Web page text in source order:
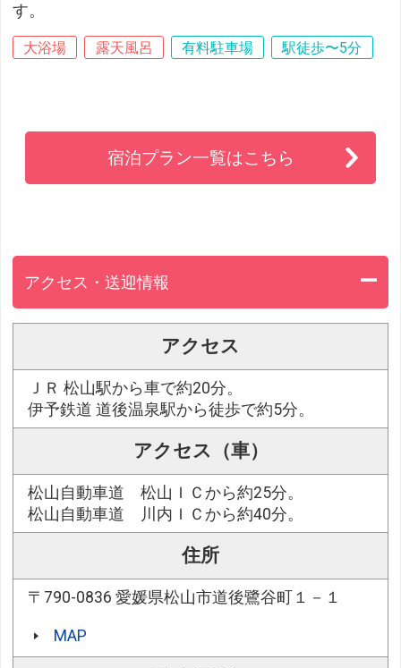
す。
大浴場 露天風呂 有料駐車場 駅徒歩〜5分
宿泊プラン一覧はこちら
アクセス・送迎情報
アクセス
ＪＲ 松山駅から車で約20分。
伊予鉄道 道後温泉駅から徒歩で約5分。
アクセス（車）
松山自動車道 松山ＩＣから約25分。
松山自動車道 川内ＩＣから約40分。
住所
〒790-0836 愛媛県松山市道後鷺谷町１－１
MAP